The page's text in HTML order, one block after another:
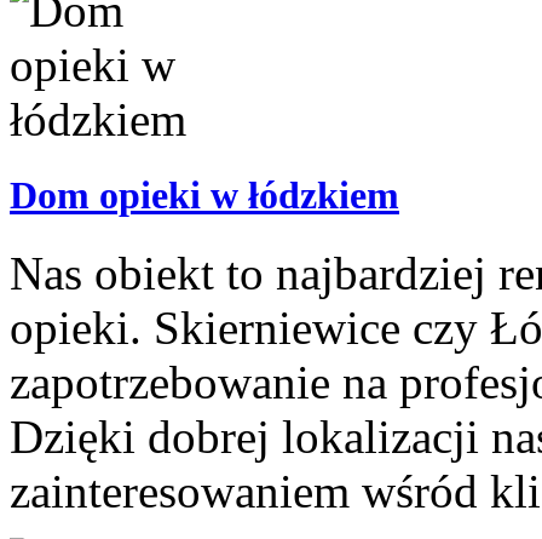
Dom opieki w łódzkiem
Nas obiekt to najbardziej
opieki. Skierniewice czy
zapotrzebowanie na
Dzięki dobrej lokalizacji
zainteresowaniem wśród